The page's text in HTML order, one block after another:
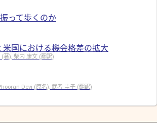
って歩くのか
米国における機会格差の拡大
著), 柴内 康文 (翻訳)
Devi (原名), 武者 圭子 (翻訳)